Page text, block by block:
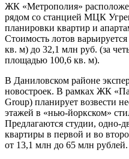
ЖК «Метрополия»
рядом со станцией МЦК
планировки квартир и
Стоимость лотов
кв. м) до 32,1 млн руб. (за
площадью 100,6 кв. м).
В Даниловском районе
новостроек. В рамках ЖК
Group) планирует возвести
этажей в «нью-йоркском»
Предлагаются студии, одно-
квартиры в первой и во
от 13,1 млн до 65 млн рублей.